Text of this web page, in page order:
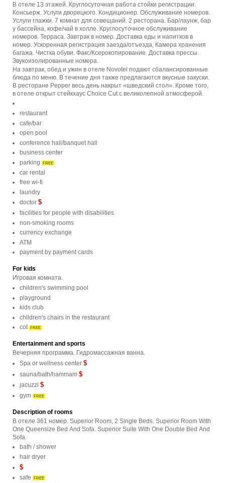
В отеле 13 этажей. Круглосуточная работа стойки регистрации.
Консьерж. Услуги дворецкого. Кондиционер. Обслуживание номеров.
Услуги глажки. 7 комнат для совещаний. 2 ресторана. Бар/лаунж, бар
у бассейна, кофе/чай в холле. Круглосуточное обслуживание
номеров. Терраса. Завтрак в номер. Доставка еды и напитков в
номер. Ускоренная регистрация заезда/отъезда, Камера хранения
багажа. Чистка обуви. Факс/Ксерокопирование. Доставка прессы.
Звукоизолированные номера.
На завтрак, обед и ужин в отеле Novotel подают сбалансированные
блюда по меню. В течение дня также предлагаются вкусные закуски.
В ресторане Pepper весь день накрыт «шведский стол». Кроме того,
в отеле открыт стейкхаус Choice Cut с великолепной атмосферой.
restaurant
cafe/bar
open pool
conference hall/banquet hall
business center
parking FREE
car rental
free wi-fi
laundry
doctor $
facilities for people with disabilities
non-smoking rooms
currency exchange
ATM
payment by payment cards
For kids
Игровая комната.
children's swimming pool
playground
kids club
children's chairs in the restaurant
cot FREE
Entertainment and sports
Вечерняя программа. Гидромассажная ванна.
Spa or wellness center $
sauna/bath/hammam $
jacuzzi $
gym FREE
Description of rooms
В отеле 361 номер. Superior Room, 2 Single Beds. Superior Room With
One Queensize Bed And Sofa. Superior Suite With One Double Bed And
Sofa.
bath / shower
hair dryer
$
safe FREE